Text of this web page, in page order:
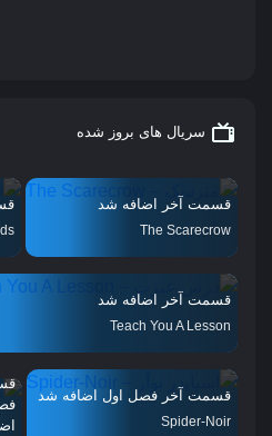
سریال های بروز شده
قسمت آخر اضافه شد
The Scarecrow
قسمت آخر اضافه شد
Teach You A Lesson
قسمت آخر فصل اول اضافه شد
Spider-Noir